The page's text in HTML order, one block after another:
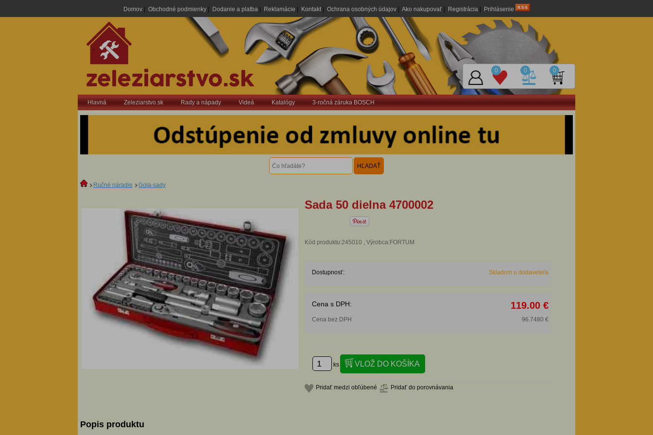
Domov| Obchodné podmienky| Dodanie a platba| Reklamácie Kontakt| Ochrana osobných údajov| Ako nakupovať| Registrácia| Prihlásenie
.
0 0 0
Hlavná Zeleziarstvo.sk Rady a nápady Videá Katalógy 3-ročná záruka BOSCH
Ručné náradie Gola-sady
Sada 50 dielna 4700002
Kód produktu:245010 , Výrobca:FORTUM
Dostupnosť: Skladom u dodaveteľa
Cena s DPH: 119.00 €
Cena bez DPH 96.7480 €
ks
Pridať medzi obľúbené Pridať do porovnávania
Popis produktu